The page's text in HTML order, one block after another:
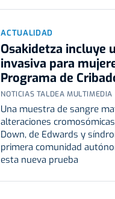
ACTUALIDAD
Osakidetza incluye
invasiva para
Programa de
NOTICIAS TALDEA MULTIMEDIA
Una muestra de sangre
alteraciones
Down, de Edwards y
primera comunidad
esta nueva prueba